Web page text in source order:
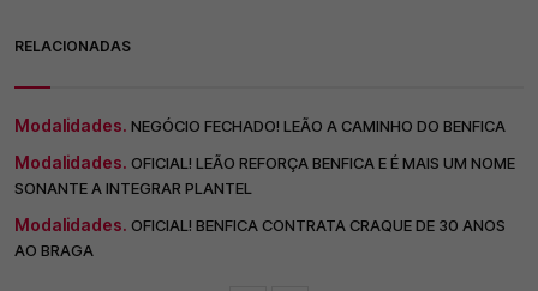
RELACIONADAS
Modalidades. NEGÓCIO FECHADO! LEÃO A CAMINHO DO BENFICA
Modalidades. OFICIAL! LEÃO REFORÇA BENFICA E É MAIS UM NOME
SONANTE A INTEGRAR PLANTEL
Modalidades. OFICIAL! BENFICA CONTRATA CRAQUE DE 30 ANOS
AO BRAGA